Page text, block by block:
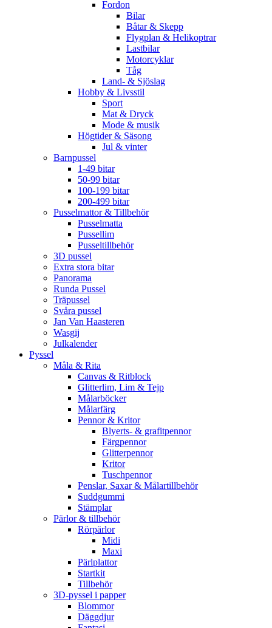
Fordon
Bilar
Båtar & Skepp
Flygplan & Helikoptrar
Lastbilar
Motorcyklar
Tåg
Land- & Sjöslag
Hobby & Livsstil
Sport
Mat & Dryck
Mode & musik
Högtider & Säsong
Jul & vinter
Barnpussel
1-49 bitar
50-99 bitar
100-199 bitar
200-499 bitar
Pusselmattor & Tillbehör
Pusselmatta
Pussellim
Pusseltillbehör
3D pussel
Extra stora bitar
Panorama
Runda Pussel
Träpussel
Svåra pussel
Jan Van Haasteren
Wasgij
Julkalender
Pyssel
Måla & Rita
Canvas & Ritblock
Glitterlim, Lim & Tejp
Målarböcker
Målarfärg
Pennor & Kritor
Blyerts- & grafitpennor
Färgpennor
Glitterpennor
Kritor
Tuschpennor
Penslar, Saxar & Målartillbehör
Suddgummi
Stämplar
Pärlor & tillbehör
Rörpärlor
Midi
Maxi
Pärlplattor
Startkit
Tillbehör
3D-pyssel i papper
Blommor
Däggdjur